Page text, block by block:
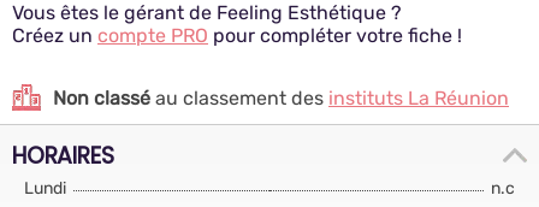
Vous êtes le gérant de Feeling Esthétique ?
Créez un compte PRO pour compléter votre fiche !
Non classé au classement des instituts La Réunion
HORAIRES
Lundi
n.c